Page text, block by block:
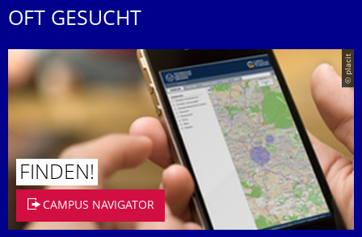
OFT GESUCHT
© placit
FINDEN!
CAMPUS NAVIGATOR